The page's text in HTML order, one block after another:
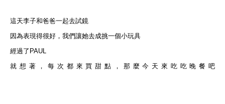
這天李子和爸爸一起去試鏡
因為表現得很好，我們讓她去成挑一個小玩具
經過了PAUL
就想著，每次都來買甜點，那麼今天來吃吃晚餐吧